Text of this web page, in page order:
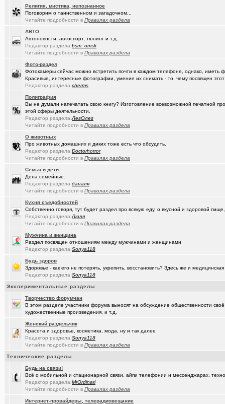
Традиционный сбор памперсов для перинатального центра 2025
(интересу..)
Какие буквы на гос. номере сейчас идут???
АКПП матиз. Ремонтировать или менять?
С наступающим 2026 годом!(Vector)
Где можно отремонтировать вязаную варежку?
Молодые таланты классической гитары - Майя Казарина (SD17)
Теле2 в Омске (t2) +8155
Ремонт квартир омск отзывы. любые строительные работы
Автофлудилка(Гормон р..) +21803
коворкинг проекты
Betatransfer.net - прием платежей для HIGH RISK проектов
Челлендж "Какой кофе ты сейчас пьёшь?" +2722
Владимир Шандриков (Александ..)
7я.ТВ и Я.ru (Омские кабельные сети)
Ищу Маяк 205(Александ..)
Доколе!? (Моеимяза..) +532
Автоматизация домашнего учета ЖКХ и многое другое ...(BarVic19..) +95
двойное гражданство(drob_vv_..)
Алтайский мед - в помощь здоровью!
Задолбали расклейщики рекламы
А что вы сейчас готовите?
прописка она же регистрация
Нерадивые расклейщики рекламы (Демон ЖКХ)
ОК Восток-Запад - что это, кто это?!(gamefan)
Мёд Пасеки Сибирское медовье.(Пасечник)
Религия, мистика, непознанное
Поговорим о таинственном и загадочном...
Читайте подробности в Правилах раздела
АВТО
Автоновости, автоспорт, тюнинг и т.д.
Редактор раздела:bsm_omsk
Читайте подробности в Правилах раздела
Фото-раздел
Фотокамеры сейчас можно встретить почти в каждом телефоне, однако, иметь
Красивые, интересные фотографии, умение их снимать - то, чему посвящен
Редактор раздела:cherms
Полиграфия
Вы не думали напечатать свою книгу? Изготовление всевозможной печатной
этой сферы деятельности.
Редактор раздела:ЛегОлег
Читайте подробности в Правилах раздела
О животных
Про животных домашних и диких тоже есть что обсудить.
Редактор раздела:Doctorhorror
Читайте подробности в Правилах раздела
Семья и дети
Дела семейные.
Редактор раздела:даналя
Читайте подробности в Правилах раздела
Кухня съедобностей
Собственно говоря, тут будет раздел про всякую еду, о вкусной и здоровой
Редактор раздела:Люля
Читайте подробности в Правилах раздела
Мужчина и женщина
Раздел посвящен отношениям между мужчинами и женщинами
Редактор раздела:Sonya118
Будь здоров
Здоровье - как его не потерять, укрепить, восстановить? Здесь же и
Редактор раздела:Sonya118
Экспериментальные разделы
Творчество форумчан
В этом разделе участники форума выносят на обсуждение общественности
художественные произведения, и т.д.
Женский раздельчик
Красота и здоровье, косметика, мода, ну и так далее
Редактор раздела:Sonya118
Читайте подробности в Правилах раздела
Технические разделы
Будь на связи!
Всё о мобильной и стационарной связи, айпи телефонии и мессенджарах.
Редактор раздела:MrOrdinari
Читайте подробности в Правилах раздела
Интернет-провайдеры, телерадиовещание